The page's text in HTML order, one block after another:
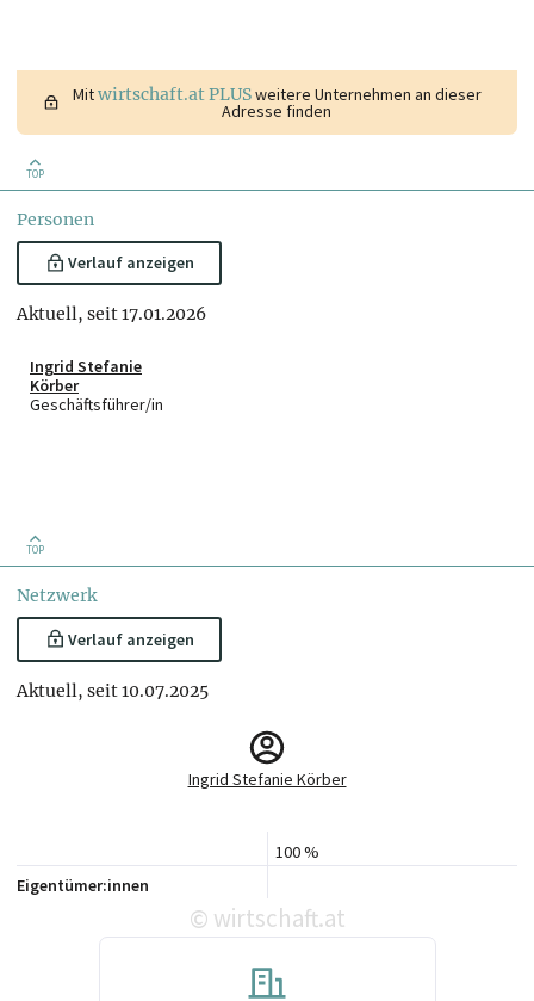
Mitwirtschaft.at PLUSweitere Unternehmen an dieser
Adresse finden
TOP
Personen
Verlauf anzeigen
Aktuell, seit 17.01.2026
Ingrid Stefanie
Körber
Geschäftsführer/in
TOP
Netzwerk
Verlauf anzeigen
Aktuell, seit 10.07.2025
Ingrid Stefanie Körber
100 %
Eigentümer:innen
© wirtschaft.at